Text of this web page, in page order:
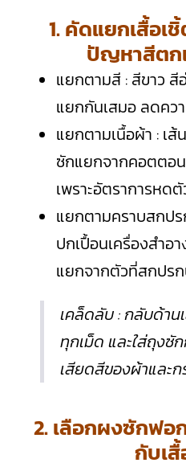
1. คัดแยกเสื้อ
ปัญหาสีตก
แยกตามสี : สีขาว สี
แยกกันเสมอ ลดคว
แยกตามเนื้อผ้า : เ
ซักแยกจากคอตตอ
เพราะอัตราการหด
แยกตามคราบสกป
ปกเปื้อนเครื่องสำอ
แยกจากตัวที่สกปร
เคล็ดลับ : กลับด้า
ทุกเม็ด และใส่ถุงซั
เสียดสีของผ้าและก
2. เลือกผงซักฟอ
กับเ